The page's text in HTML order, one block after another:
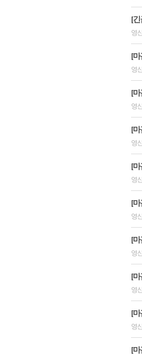
[긴
영
[마
영
[마
영
[마
영
[마
영
[마
영
[마
영
[마
영
[마
영
[마